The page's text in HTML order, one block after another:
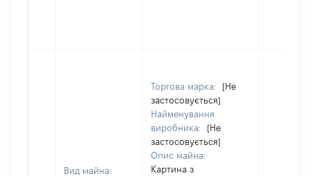
Вид майна:
Торгова марка:
[Не
застосовується]
Найменування
виробника:
[Не
застосовується]
Опис майна:
Картина з